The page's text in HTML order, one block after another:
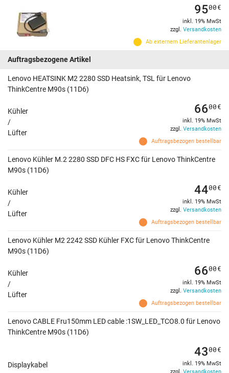
Ab externem Lieferantenlager
9500€
inkl. 19% MwSt
zzgl. Versandkosten
Auftragsbezogene Artikel
Lenovo HEATSINK M2 2280 SSD Heatsink, TSL für Lenovo
ThinkCentre M90s (11D6)
Kühler
/
Lüfter
Auftragsbezogen bestellbar
6600€
inkl. 19% MwSt
zzgl. Versandkosten
Lenovo Kühler M.2 2280 SSD DFC HS FXC für Lenovo ThinkCentre
M90s (11D6)
Kühler
/
Lüfter
Auftragsbezogen bestellbar
4400€
inkl. 19% MwSt
zzgl. Versandkosten
Lenovo Kühler M2 2242 SSD Kühler FXC für Lenovo ThinkCentre
M90s (11D6)
Kühler
/
Lüfter
Auftragsbezogen bestellbar
6600€
inkl. 19% MwSt
zzgl. Versandkosten
Lenovo CABLE Fru150mm LED cable :1SW_LED_TCO8.0 für Lenovo
ThinkCentre M90s (11D6)
Displaykabel
4300€
inkl. 19% MwSt